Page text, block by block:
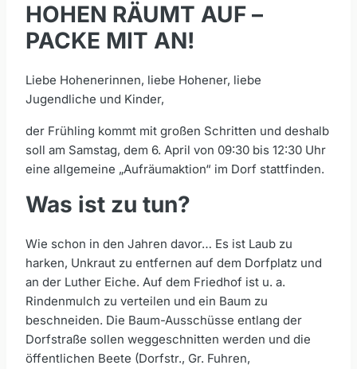
HOHEN RÄUMT AUF –
PACKE MIT AN!
Liebe Hohenerinnen, liebe Hohener, liebe
Jugendliche und Kinder,
der Frühling kommt mit großen Schritten und deshalb
soll am Samstag, dem 6. April von 09:30 bis 12:30 Uhr
eine allgemeine „Aufräumaktion“ im Dorf stattfinden.
Was ist zu tun?
Wie schon in den Jahren davor… Es ist Laub zu
harken, Unkraut zu entfernen auf dem Dorfplatz und
an der Luther Eiche. Auf dem Friedhof ist u. a.
Rindenmulch zu verteilen und ein Baum zu
beschneiden. Die Baum-Ausschüsse entlang der
Dorfstraße sollen weggeschnitten werden und die
öffentlichen Beete (Dorfstr., Gr. Fuhren,